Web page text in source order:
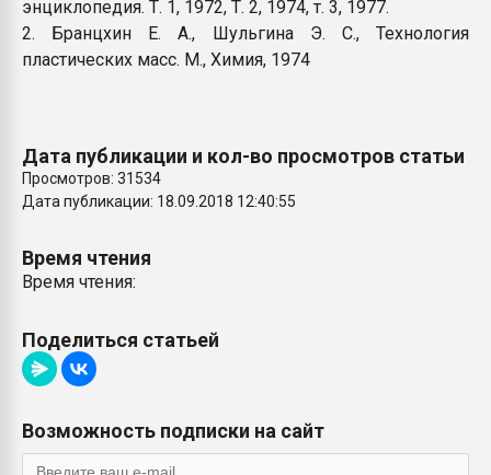
энциклопедия. Т. 1, 1972, Т. 2, 1974, т. 3, 1977.
2. Бранцхин E. А., Шульгина Э. С., Технология
пластических масс. М., Химия, 1974
Дата публикации и кол-во просмотров статьи
Просмотров: 31534
Дата публикации: 18.09.2018 12:40:55
Время чтения
Время чтения:
Поделиться статьей
Возможность подписки на сайт